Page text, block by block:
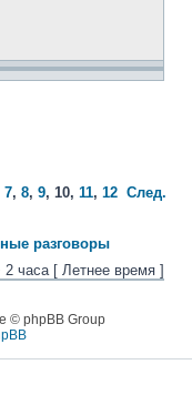
7, 8, 9, 10, 11, 12 След.
разговоры
часа [ Летнее время ]
© phpBB Group